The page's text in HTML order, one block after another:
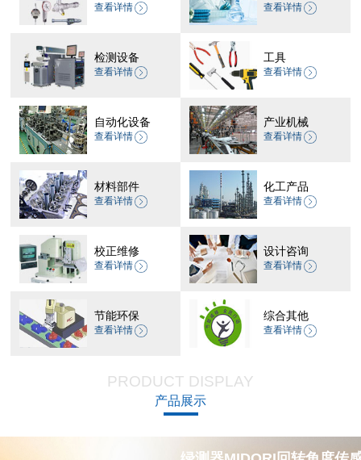
查看详情 查看详情
检测设备
查看详情
工具
查看详情
自动化设备
查看详情
产业机械
查看详情
材料部件
查看详情
化工产品
查看详情
校正维修
查看详情
设计咨询
查看详情
节能环保
查看详情
综合其他
查看详情
PRODUCT DISPLAY
产品展示